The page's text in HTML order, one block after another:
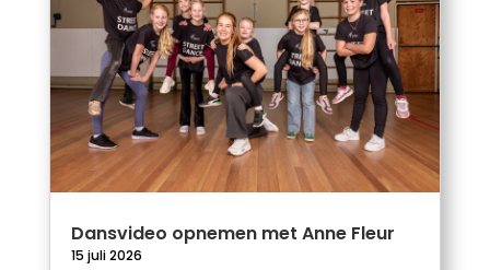
Dansvideo opnemen met Anne Fleur
15 juli 2026